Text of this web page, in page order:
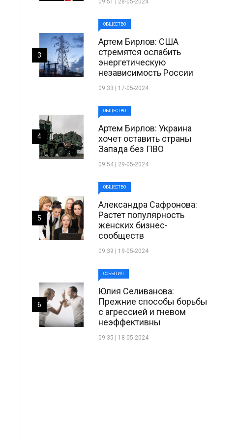
09:51 | 28-05-2024
ОБЩЕСТВО
Артем Бирлов: США
стремятся ослабить
энергетическую
независимость России
09:33 | 17-05-2024
3
ОБЩЕСТВО
Артем Бирлов: Украина
хочет оставить страны
Запада без ПВО
09:54 | 29-05-2024
4
ОБЩЕСТВО
Александра Сафронова:
Растет популярность
женских бизнес-
сообществ
09:39 | 19-05-2024
5
СОБЫТИЯ
Юлия Селиванова:
Прежние способы борьбы
с агрессией и гневом
неэффективны
09:35 | 18-05-2024
6